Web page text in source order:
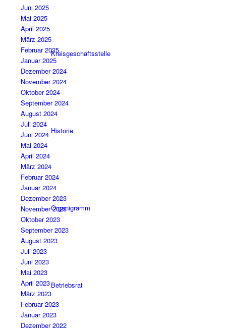
Kreisgeschäftsstelle
Historie
Organigramm
Betriebsrat
Juni 2025
Mai 2025
April 2025
März 2025
Februar 2025
Januar 2025
Dezember 2024
November 2024
Oktober 2024
September 2024
August 2024
Juli 2024
Juni 2024
Mai 2024
April 2024
März 2024
Februar 2024
Januar 2024
Dezember 2023
November 2023
Oktober 2023
September 2023
August 2023
Juli 2023
Juni 2023
Mai 2023
April 2023
März 2023
Februar 2023
Januar 2023
Dezember 2022